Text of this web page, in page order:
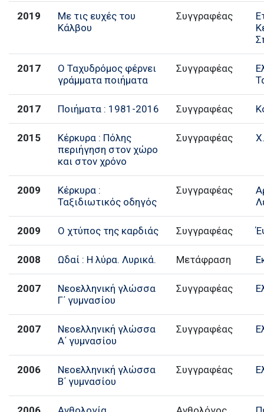
2019
Με τις ευχές του
Κάλβου
Συγγραφέας
2017
Ο Ταχυδρόμος φέρνει
γράμματα ποιήματα
Συγγραφέας
2017 Ποιήματα : 1981-2016 Συγγραφέας
2015
Κέρκυρα : Πόλης
περιήγηση στον χώρο
και στον χρόνο
Συγγραφέας
2009
Κέρκυρα :
Ταξιδιωτικός οδηγός
Συγγραφέας
2009 Ο χτύπος της καρδιάς Συγγραφέας
2008 Ωδαί : Η λύρα. Λυρικά. Μετάφραση
2007
Νεοελληνική γλώσσα
Γ΄ γυμνασίου
Συγγραφέας
2007
Νεοελληνική γλώσσα
Α΄ γυμνασίου
Συγγραφέας
2006
Νεοελληνική γλώσσα
Β΄ γυμνασίου
Συγγραφέας